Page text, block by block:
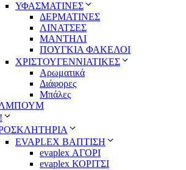
ΥΦΑΣΜΑΤΙΝΕΣ
ΔΕΡΜΑΤΙΝΕΣ
ΛΙΝΑΤΣΕΣ
ΜΑΝΤΗΛΙ
ΠΟΥΓΚΙΑ ΦΑΚΕΛΟΙ
ΧΡΙΣΤΟΥΓΕΝΝΙΑΤΙΚΕΣ
Αρωματικά
Διάφορες
Μπάλες
EVAPLEX ΒΑΠΤΙΣΗ
evaplex ΑΓΟΡΙ
evaplex ΚΟΡΙΤΣΙ